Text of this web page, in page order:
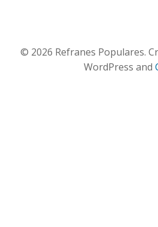
© 2026 Refranes Populares.
WordPress and